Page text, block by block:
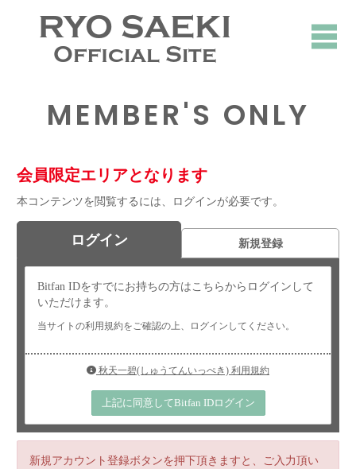
RYO SAEKI
Official Site
MEMBER'S ONLY
会員限定エリアとなります
本コンテンツを閲覧するには、ログインが必要です。
ログイン 新規登録
Bitfan IDをすでにお持ちの方はこちらからログインして
いただけます。
当サイトの利用規約をご確認の上、ログインしてください。
秋天一碧(しゅうてんいっぺき) 利用規約
上記に同意してBitfan IDログイン
新規アカウント登録ボタンを押下頂きますと、ご入力頂い